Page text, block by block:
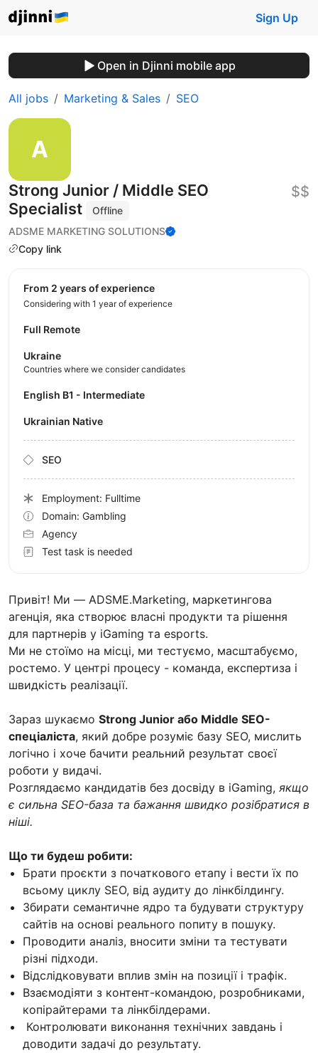
Sign Up
Open in Djinni mobile app
All jobs Marketing & Sales SEO
Strong Junior / Middle SEO
Specialist
Offline
ADSME MARKETING SOLUTIONS
Copy link
$$
Привіт! Ми — ADSME.Marketing, маркетингова
агенція, яка створює власні продукти та рішення
для партнерів у iGaming та esports.
Ми не стоїмо на місці, ми тестуємо, масштабуємо,
ростемо. У центрі процесу - команда, експертиза і
швидкість реалізації.
Зараз шукаємо Strong Junior або Middle SEO-
спеціаліста, який добре розуміє базу SEO, мислить
логічно і хоче бачити реальний результат своєї
роботи у видачі.
Розглядаємо кандидатів без досвіду в iGaming, якщо
є сильна SEO-база та бажання швидко розібратися в
ніші.
Що ти будеш робити:
Брати проєкти з початкового етапу і вести їх по
всьому циклу SEO, від аудиту до лінкбілдингу.
Збирати семантичне ядро та будувати структуру
сайтів на основі реального попиту в пошуку.
Проводити аналіз, вносити зміни та тестувати
різні підходи.
Відслідковувати вплив змін на позиції і трафік.
Взаємодіяти з контент-командою, розробниками,
копірайтерами та лінкбілдерами.
Контролювати виконання технічних завдань і
доводити задачі до результату.
from 2 years of experience
Considering with 1 year of experience
Full Remote
Ukraine
Countries where we consider candidates
English B1 - Intermediate
Ukrainian Native
SEO
Employment: Fulltime
Domain: Gambling
Agency
Test task is needed